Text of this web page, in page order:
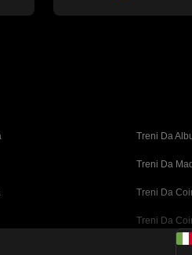
Treni Da
Treni Da
Treni Da
Treni Da
Treni Da